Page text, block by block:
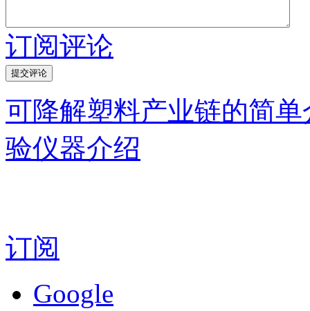
订阅评论
可降解塑料产业链的简单
验仪器介绍
订阅
Google